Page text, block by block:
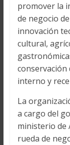
promover la
de negocio
innovación
cultural,
conservación
interno y
La
a cargo del
ministerio de
rueda de